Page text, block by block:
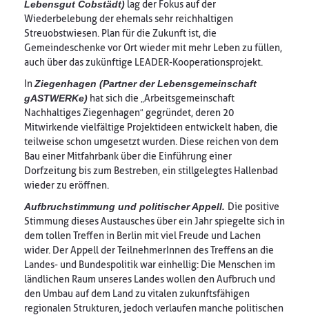
Lebensgut Cobstädt) lag der Fokus auf der
Wiederbelebung der ehemals sehr reichhaltigen
Streuobstwiesen. Plan für die Zukunft ist, die
Gemeindeschenke vor Ort wieder mit mehr Leben zu füllen,
auch über das zukünftige LEADER-Kooperationsprojekt.
InZiegenhagen (Partner der Lebensgemeinschaft
gASTWERKe) hat sich die „Arbeitsgemeinschaft
Nachhaltiges Ziegenhagen“ gegründet, deren 20
Mitwirkende vielfältige Projektideen entwickelt haben, die
teilweise schon umgesetzt wurden. Diese reichen von dem
Bau einer Mitfahrbank über die Einführung einer
Dorfzeitung bis zum Bestreben, ein stillgelegtes Hallenbad
wieder zu eröffnen.
Aufbruchstimmung und politischer Appell. Die positive
Stimmung dieses Austausches über ein Jahr spiegelte sich in
dem tollen Treffen in Berlin mit viel Freude und Lachen
wider. Der Appell der TeilnehmerInnen des Treffens an die
Landes- und Bundespolitik war einhellig: Die Menschen im
ländlichen Raum unseres Landes wollen den Aufbruch und
den Umbau auf dem Land zu vitalen zukunftsfähigen
regionalen Strukturen, jedoch verlaufen manche politischen